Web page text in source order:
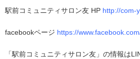
駅前コミュニティサロン友 HP http://com-
facebookページ https://
「駅前コミュニティサロン友」の情報は